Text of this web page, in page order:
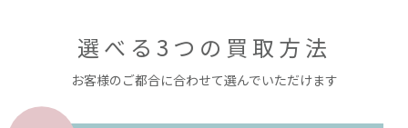
選べる3つの買取方法
お客様のご都合に合わせて選んでいただけます